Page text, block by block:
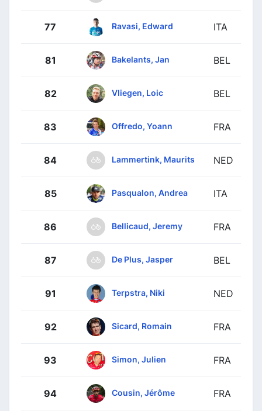
77 Ravasi, Edward ITA
81 Bakelants, Jan BEL
82 Vliegen, Loic BEL
83 Offredo, Yoann FRA
84 Lammertink, Maurits NED
85 Pasqualon, Andrea ITA
86 Bellicaud, Jeremy FRA
87 De Plus, Jasper BEL
91 Terpstra, Niki NED
92 Sicard, Romain FRA
93 Simon, Julien FRA
94 Cousin, Jérôme FRA